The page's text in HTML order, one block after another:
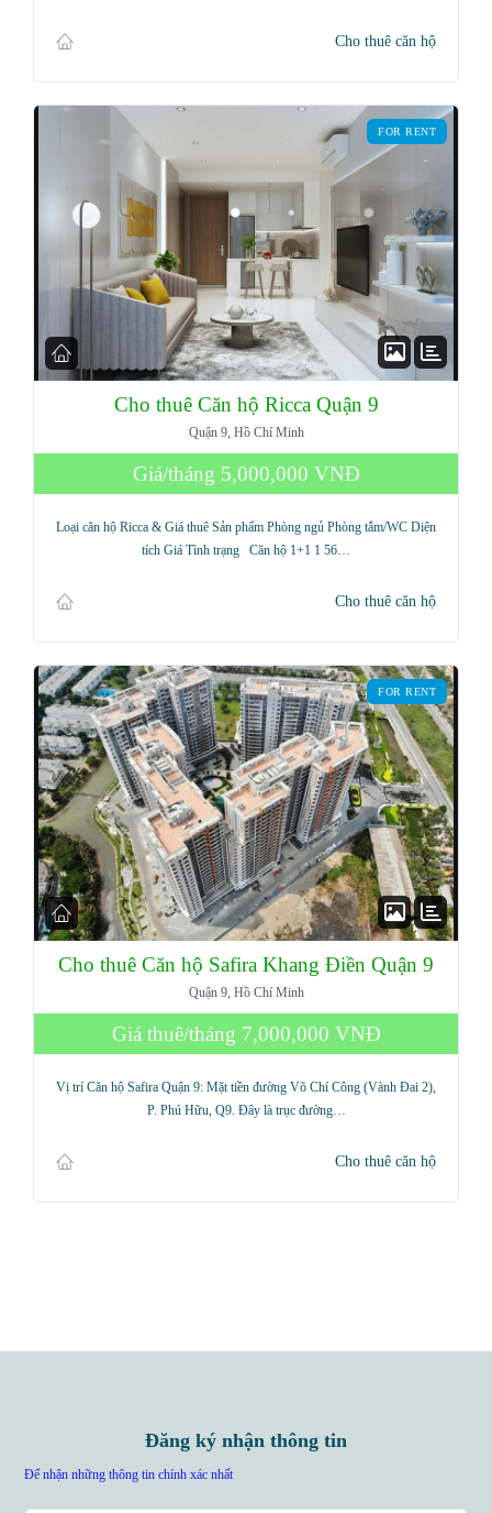
Cho thuê căn hộ
FOR RENT
Cho thuê Căn hộ Ricca Quận 9
Quận 9, Hồ Chí Minh
Giá/tháng 5,000,000 VNĐ
Loại căn hộ Ricca & Giá thuê Sản phẩm Phòng ngủ Phòng tắm/WC Diện
tích Giá Tình trạng Căn hộ 1+1 1 56…
Cho thuê căn hộ
FOR RENT
Cho thuê Căn hộ Safira Khang Điền Quận 9
Quận 9, Hồ Chí Minh
Giá thuê/tháng 7,000,000 VNĐ
Vị trí Căn hộ Safira Quận 9: Mặt tiền đường Võ Chí Công (Vành Đai 2),
P. Phú Hữu, Q9. Đây là trục đường…
Cho thuê căn hộ
Đăng ký nhận thông tin
Để nhận những thông tin chính xác nhất
Lost your password?